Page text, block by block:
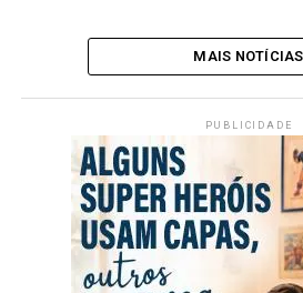
MAIS NOTÍCIAS
PUBLICIDADE